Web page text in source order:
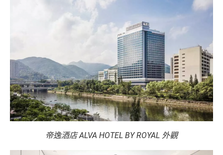
帝逸酒店 ALVA HOTEL BY ROYAL 外觀